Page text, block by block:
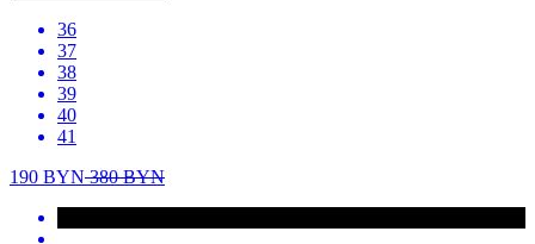
36
37
38
39
40
41
190 BYN380BYN